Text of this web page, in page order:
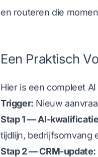
en routeren die
Een Praktisch
Hier is een compleet
Trigger: Nieuw
Stap 1 — AI-
tijdlijn, bedrijfsomvang
Stap 2 — CRM-update: